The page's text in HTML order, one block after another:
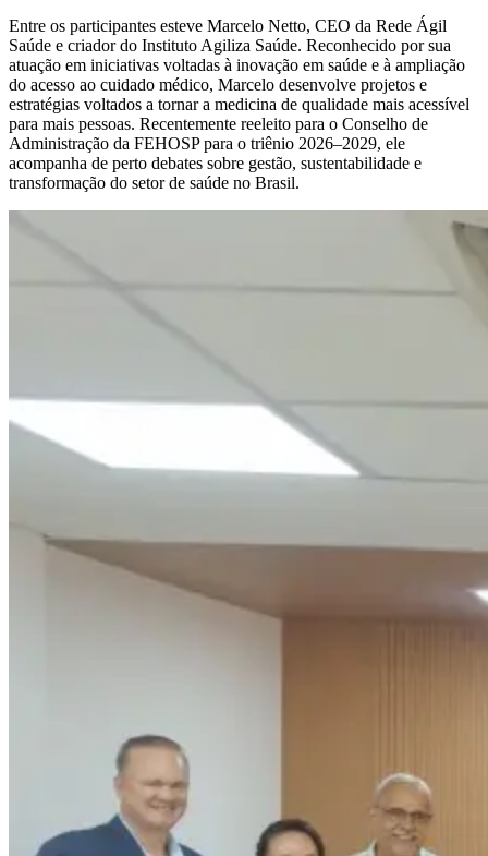
Entre os participantes esteve Marcelo Netto, CEO da Rede Ágil
Saúde e criador do Instituto Agiliza Saúde. Reconhecido por sua
atuação em iniciativas voltadas à inovação em saúde e à ampliação
do acesso ao cuidado médico, Marcelo desenvolve projetos e
estratégias voltados a tornar a medicina de qualidade mais acessível
para mais pessoas. Recentemente reeleito para o Conselho de
Administração da FEHOSP para o triênio 2026–2029, ele
acompanha de perto debates sobre gestão, sustentabilidade e
transformação do setor de saúde no Brasil.